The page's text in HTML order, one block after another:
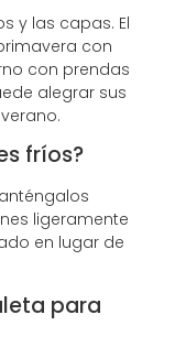
y las capas. El
con
con prendas
alegrar sus
fríos?
ligeramente
en lugar de
para